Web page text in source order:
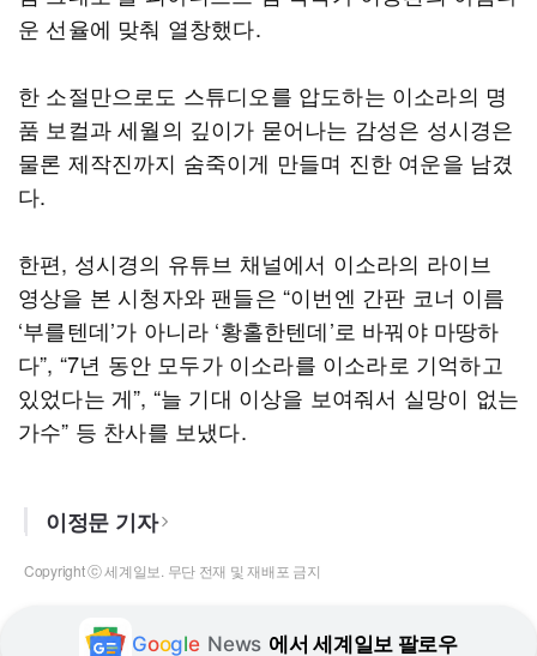
운 선율에 맞춰 열창했다.
한 소절만으로도 스튜디오를 압도하는 이소라의 명
품 보컬과 세월의 깊이가 묻어나는 감성은 성시경은
물론 제작진까지 숨죽이게 만들며 진한 여운을 남겼
다.
한편, 성시경의 유튜브 채널에서 이소라의 라이브
영상을 본 시청자와 팬들은 “이번엔 간판 코너 이름
‘부를텐데’가 아니라 ‘황홀한텐데’로 바꿔야 마땅하
다”, “7년 동안 모두가 이소라를 이소라로 기억하고
있었다는 게”, “늘 기대 이상을 보여줘서 실망이 없는
가수” 등 찬사를 보냈다.
이정문 기자
Copyright ⓒ 세계일보. 무단 전재 및 재배포 금지
Google News 에서 세계일보 팔로우